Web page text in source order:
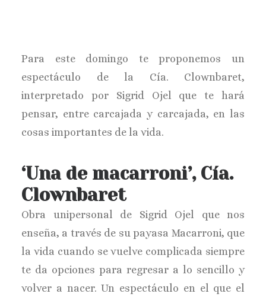
Para este domingo te proponemos un
espectáculo de la Cía. Clownbaret,
interpretado por Sigrid Ojel que te hará
pensar, entre carcajada y carcajada, en las
cosas importantes de la vida.
‘Una de macarroni’, Cía.
Clownbaret
Obra unipersonal de Sigrid Ojel que nos
enseña, a través de su payasa Macarroni, que
la vida cuando se vuelve complicada siempre
te da opciones para regresar a lo sencillo y
volver a nacer. Un espectáculo en el que el